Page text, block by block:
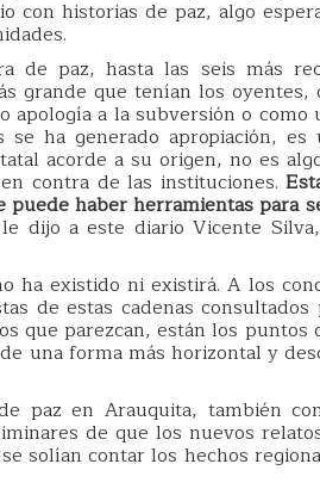
con historias de paz, algo
de paz, hasta las seis más
grande que tenían los oyentes,
apología a la subversión o como
ha generado apropiación,
acorde a su origen, no es
contra de las instituciones.
haber herramientas para
dijo a este diario Vicente
ha existido ni existirá. A los
de estas cadenas consultados
que parezcan, están los puntos
una forma más horizontal y
paz en Arauquita, también
de que los nuevos
solían contar los hechos